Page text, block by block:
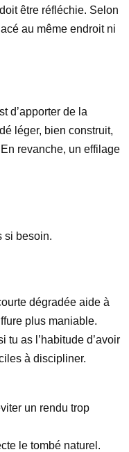
être réfléchie. Selon
au même endroit ni
d’apporter de la
léger, bien construit,
revanche, un effilage
si besoin.
dégradée aide à
plus maniable.
tu as l’habitude d’avoir
à discipliner.
un rendu trop
le tombé naturel.